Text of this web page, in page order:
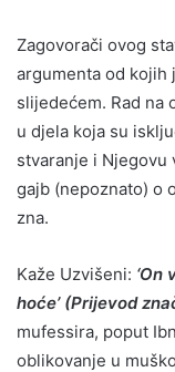
Zagovorači ovog
argumenta od kojih
slijedećem. Rad na
u djela koja su
stvaranje i Njegovu
gajb (nepoznato) o
zna.
Kaže Uzvišeni: ‘On
hoće’ (Prijevod
mufessira, poput
oblikovanje u